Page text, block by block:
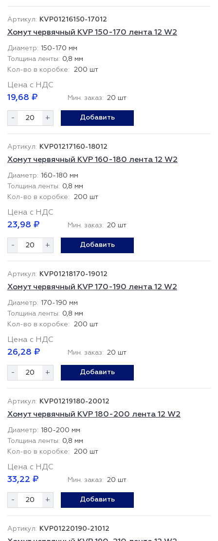
KVP01216150-17012
Хомут червячный KVP 150-170 лента 12 W2
150-170 мм
0,8 мм
200 шт
Цена с НДС
19,68 ₽ Мин. заказ: 20 шт
- + Добавить
KVP01217160-18012
Хомут червячный KVP 160-180 лента 12 W2
160-180 мм
0,8 мм
200 шт
Цена с НДС
23,98 ₽ Мин. заказ: 20 шт
- + Добавить
KVP01218170-19012
Хомут червячный KVP 170-190 лента 12 W2
170-190 мм
0,8 мм
200 шт
Цена с НДС
26,28 ₽ Мин. заказ: 20 шт
- + Добавить
KVP01219180-20012
Хомут червячный KVP 180-200 лента 12 W2
180-200 мм
0,8 мм
200 шт
Цена с НДС
33,22 ₽ Мин. заказ: 20 шт
- + Добавить
KVP01220190-21012